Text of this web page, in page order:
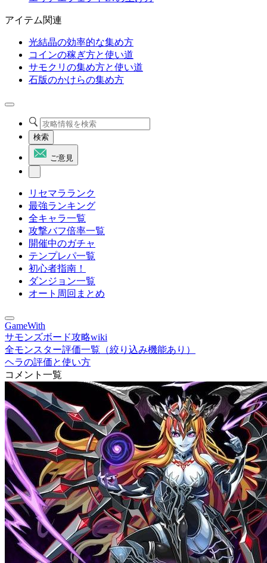
アイテム関連
光結晶の効率的な集め方
コインの稼ぎ方と使い道
サモクリの集め方と使い道
石版のかけらの集め方
検索
ご意見
リセマラランク
最強ランキング
全キャラ一覧
攻撃バフ倍率一覧
開催中のガチャ
テンプレパ一覧
初心者指南！
ダンジョン一覧
オート周回まとめ
GameWith
サモンズボード攻略wiki
全モンスター評価一覧（絞り込み機能あり）
ヘラの評価と使い方
コメント一覧